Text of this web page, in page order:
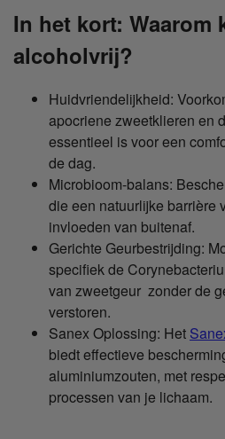
In het kort: Waarom
alcoholvrij?
Huidvriendelijkheid:
apocriene zweetklieren en
essentieel is voor een
de dag.
Microbioom-balans:
die een natuurlijke barrière
invloeden van buitenaf.
Gerichte Geurbestrijding:
specifiek de
van zweetgeur zonder de
verstoren.
Sanex Oplossing: Het
biedt effectieve
aluminiumzouten, met
processen van je lichaam.